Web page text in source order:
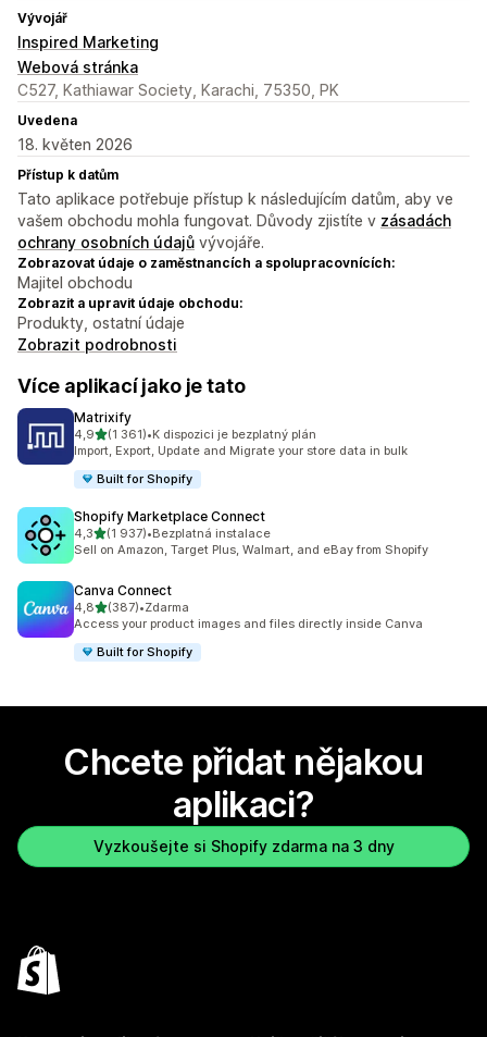
Vývojář
Inspired Marketing
Webová stránka
C527, Kathiawar Society, Karachi, 75350, PK
Uvedena
18. květen 2026
Přístup k datům
Tato aplikace potřebuje přístup k následujícím datům, aby ve
vašem obchodu mohla fungovat. Důvody zjistíte v zásadách
ochrany osobních údajů vývojáře.
Zobrazovat údaje o zaměstnancích a spolupracovnících:
Majitel obchodu
Zobrazit a upravit údaje obchodu:
Produkty, ostatní údaje
Zobrazit podrobnosti
Více aplikací jako je tato
Matrixify
4,9z 5 hvězd
(1 361)
Celkový počet recenzí: 1361
•K dispozici je bezplatný plán
Import, Export, Update and Migrate your store data in bulk
Built for Shopify
Shopify Marketplace Connect
4,3z 5 hvězd
(1 937)
Celkový počet recenzí: 1937
•Bezplatná instalace
Sell on Amazon, Target Plus, Walmart, and eBay from Shopify
Canva Connect
4,8z 5 hvězd
(387)
Celkový počet recenzí: 387
•Zdarma
Access your product images and files directly inside Canva
Built for Shopify
Chcete přidat nějakou
aplikaci?
Vyzkoušejte si Shopify zdarma na 3 dny